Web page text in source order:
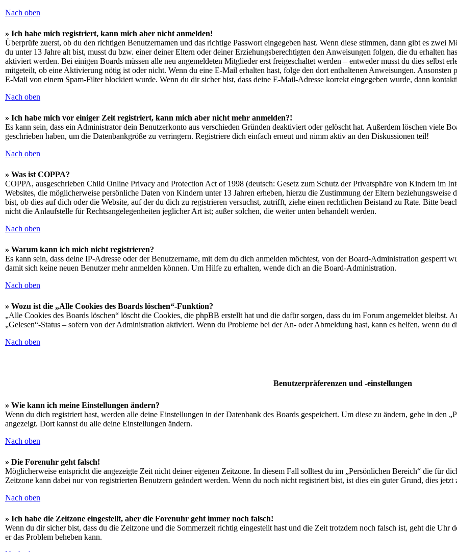
Nach oben
» Ich habe mich registriert, kann mich aber nicht anmelden!
Überprüfe zuerst, ob du den richtigen Benutzernamen und das richtige Passwort eingegeben hast. Wenn diese stimmen, dann gibt es zwei
du unter 13 Jahre alt bist, musst du bzw. einer deiner Eltern oder deiner Erziehungsberechtigten den Anweisungen folgen, die du erhalten
aktiviert werden. Bei einigen Boards müssen alle neu angemeldeten Mitglieder erst freigeschaltet werden – entweder musst du dies selbst
mitgeteilt, ob eine Aktivierung nötig ist oder nicht. Wenn du eine E-Mail erhalten hast, folge den dort enthaltenen Anweisungen.
E-Mail von einem Spam-Filter blockiert wurde. Wenn du dir sicher bist, dass deine E-Mail-Adresse korrekt eingegeben wurde, dann
Nach oben
» Ich habe mich vor einiger Zeit registriert, kann mich aber nicht mehr anmelden?!
Es kann sein, dass ein Administrator dein Benutzerkonto aus verschieden Gründen deaktiviert oder gelöscht hat. Außerdem löschen viele
geschrieben haben, um die Datenbankgröße zu verringern. Registriere dich einfach erneut und nimm aktiv an den Diskussionen teil!
Nach oben
» Was ist COPPA?
COPPA, ausgeschrieben Child Online Privacy and Protection Act of 1998 (deutsch: Gesetz zum Schutz der Privatsphäre von Kindern im
Websites, die möglicherweise persönliche Daten von Kindern unter 13 Jahren erheben, hierzu die Zustimmung der Eltern beziehungsweise
bist, ob dies auf dich oder die Website, auf der du dich zu registrieren versuchst, zutrifft, ziehe einen rechtlichen Beistand zu Rate. Bitte
nicht die Anlaufstelle für Rechtsangelegenheiten jeglicher Art ist; außer solchen, die weiter unten behandelt werden.
Nach oben
» Warum kann ich mich nicht registrieren?
Es kann sein, dass deine IP-Adresse oder der Benutzername, mit dem du dich anmelden möchtest, von der Board-Administration gesperrt
damit sich keine neuen Benutzer mehr anmelden können. Um Hilfe zu erhalten, wende dich an die Board-Administration.
Nach oben
» Wozu ist die „Alle Cookies des Boards löschen“-Funktion?
„Alle Cookies des Boards löschen“ löscht die Cookies, die phpBB erstellt hat und die dafür sorgen, dass du im Forum angemeldet bleibst.
„Gelesen“-Status – sofern von der Administration aktiviert. Wenn du Probleme bei der An- oder Abmeldung hast, kann es helfen, wenn du
Nach oben
Benutzerpräferenzen und -einstellungen
» Wie kann ich meine Einstellungen ändern?
Wenn du dich registriert hast, werden alle deine Einstellungen in der Datenbank des Boards gespeichert. Um diese zu ändern, gehe in den
angezeigt. Dort kannst du alle deine Einstellungen ändern.
Nach oben
» Die Forenuhr geht falsch!
Möglicherweise entspricht die angezeigte Zeit nicht deiner eigenen Zeitzone. In diesem Fall solltest du im „Persönlichen Bereich“ die für
Zeitzone kann dabei nur von registrierten Benutzern geändert werden. Wenn du noch nicht registriert bist, ist dies ein guter Grund, dies jetzt
Nach oben
» Ich habe die Zeitzone eingestellt, aber die Forenuhr geht immer noch falsch!
Wenn du dir sicher bist, dass du die Zeitzone und die Sommerzeit richtig eingestellt hast und die Zeit trotzdem noch falsch ist, geht die
er das Problem beheben kann.